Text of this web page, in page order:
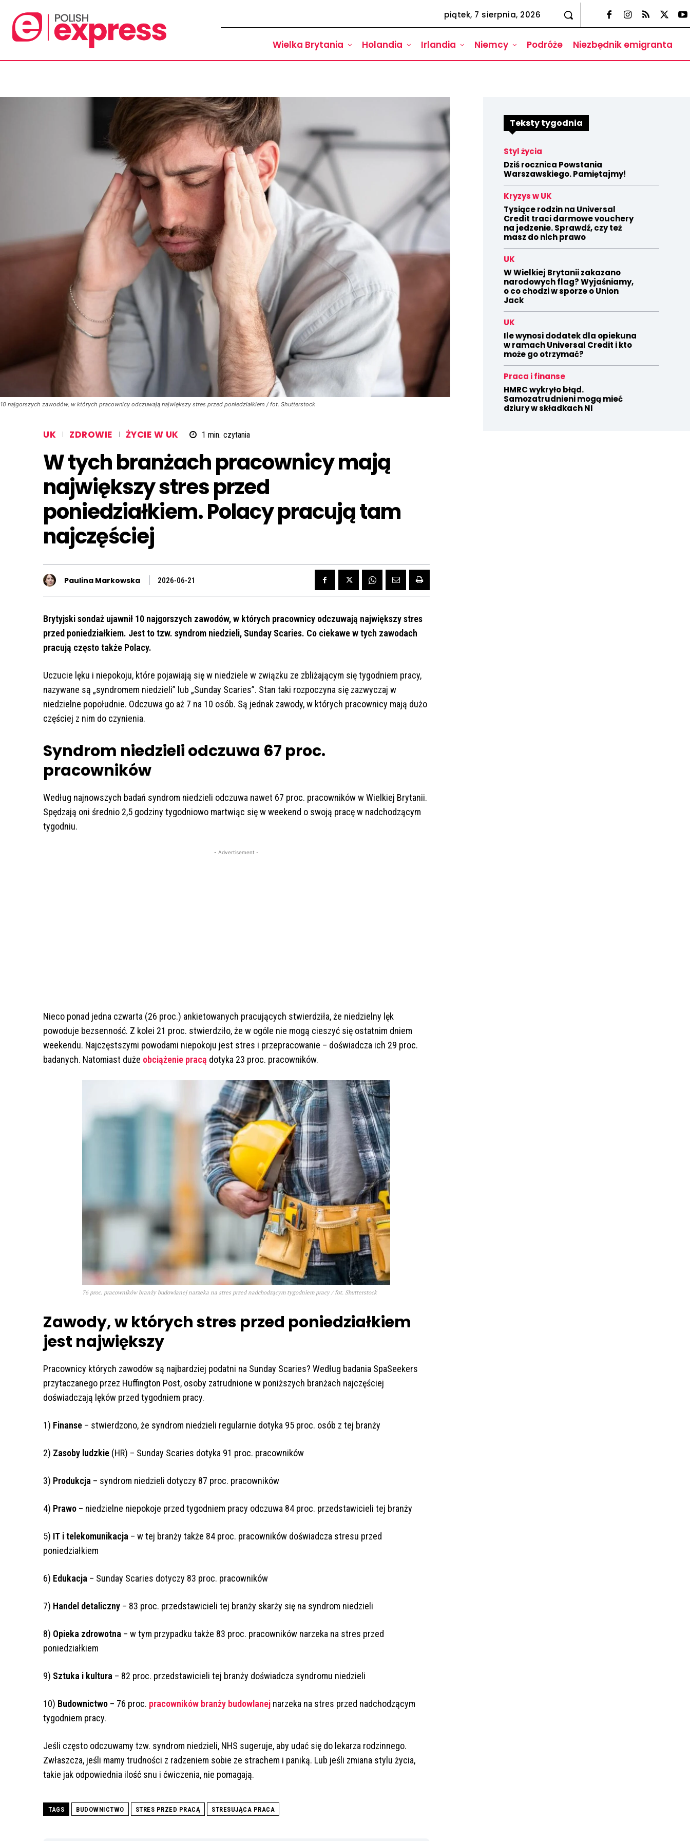
piątek, 7 sierpnia, 2026
Wielka Brytania Holandia Irlandia Niemcy Podróże Niezbędnik emigranta
10 najgorszych zawodów, w których pracownicy odczuwają największy stres przed poniedziałkiem / fot. Shutterstock
UK ZDROWIE ŻYCIE W UK 1 min. czytania
W tych branżach pracownicy mają
największy stres przed
poniedziałkiem. Polacy pracują tam
najczęściej
Paulina Markowska 2026-06-21
Brytyjski sondaż ujawnił 10 najgorszych zawodów, w których pracownicy odczuwają największy stres
przed poniedziałkiem. Jest to tzw. syndrom niedzieli, Sunday Scaries. Co ciekawe w tych zawodach
pracują często także Polacy.
Uczucie lęku i niepokoju, które pojawiają się w niedziele w związku ze zbliżającym się tygodniem pracy,
nazywane są „syndromem niedzieli” lub „Sunday Scaries”. Stan taki rozpoczyna się zazwyczaj w
niedzielne popołudnie. Odczuwa go aż 7 na 10 osób. Są jednak zawody, w których pracownicy mają dużo
częściej z nim do czynienia.
Syndrom niedzieli odczuwa 67 proc.
pracowników
Według najnowszych badań syndrom niedzieli odczuwa nawet 67 proc. pracowników w Wielkiej Brytanii.
Spędzają oni średnio 2,5 godziny tygodniowo martwiąc się w weekend o swoją pracę w nadchodzącym
tygodniu.
- Advertisement -
Nieco ponad jedna czwarta (26 proc.) ankietowanych pracujących stwierdziła, że niedzielny lęk
powoduje bezsenność. Z kolei 21 proc. stwierdziło, że w ogóle nie mogą cieszyć się ostatnim dniem
weekendu. Najczęstszymi powodami niepokoju jest stres i przepracowanie – doświadcza ich 29 proc.
badanych. Natomiast duże obciążenie pracą dotyka 23 proc. pracowników.
76 proc. pracowników branży budowlanej narzeka na stres przed nadchodzącym tygodniem pracy / fot. Shutterstock
Zawody, w których stres przed poniedziałkiem
jest największy
Pracownicy których zawodów są najbardziej podatni na Sunday Scaries? Według badania SpaSeekers
przytaczanego przez Huffington Post, osoby zatrudnione w poniższych branżach najczęściej
doświadczają lęków przed tygodniem pracy.
1) Finanse – stwierdzono, że syndrom niedzieli regularnie dotyka 95 proc. osób z tej branży
2) Zasoby ludzkie (HR) – Sunday Scaries dotyka 91 proc. pracowników
3) Produkcja – syndrom niedzieli dotyczy 87 proc. pracowników
4) Prawo – niedzielne niepokoje przed tygodniem pracy odczuwa 84 proc. przedstawicieli tej branży
5) IT i telekomunikacja – w tej branży także 84 proc. pracowników doświadcza stresu przed
poniedziałkiem
6) Edukacja – Sunday Scaries dotyczy 83 proc. pracowników
7) Handel detaliczny – 83 proc. przedstawicieli tej branży skarży się na syndrom niedzieli
8) Opieka zdrowotna – w tym przypadku także 83 proc. pracowników narzeka na stres przed
poniedziałkiem
9) Sztuka i kultura – 82 proc. przedstawicieli tej branży doświadcza syndromu niedzieli
10) Budownictwo – 76 proc. pracowników branży budowlanej narzeka na stres przed nadchodzącym
tygodniem pracy.
Jeśli często odczuwamy tzw. syndrom niedzieli, NHS sugeruje, aby udać się do lekarza rodzinnego.
Zwłaszcza, jeśli mamy trudności z radzeniem sobie ze strachem i paniką. Lub jeśli zmiana stylu życia,
takie jak odpowiednia ilość snu i ćwiczenia, nie pomagają.
TAGS BUDOWNICTWO STRES PRZED PRACĄ STRESUJĄCA PRACA
Teksty tygodnia
Styl życia
Dziś rocznica Powstania
Warszawskiego. Pamiętajmy!
Kryzys w UK
Tysiące rodzin na Universal
Credit traci darmowe vouchery
na jedzenie. Sprawdź, czy też
masz do nich prawo
UK
W Wielkiej Brytanii zakazano
narodowych flag? Wyjaśniamy,
o co chodzi w sporze o Union
Jack
UK
Ile wynosi dodatek dla opiekuna
w ramach Universal Credit i kto
może go otrzymać?
Praca i finanse
HMRC wykryło błąd.
Samozatrudnieni mogą mieć
dziury w składkach NI